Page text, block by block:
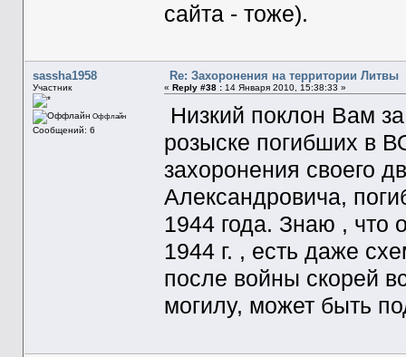
сайта - тоже).
sassha1958
Участник
Оффлайн
Сообщений: 6
Re: Захоронения на территории Литвы
« Reply #38 :14 Января 2010, 15:38:33 »
Низкий поклон Вам
розыске погибших в
захоронения своего
Александровича,
1944 года. Знаю , что
1944 г. , есть даже
после войны скорей
могилу, может быть